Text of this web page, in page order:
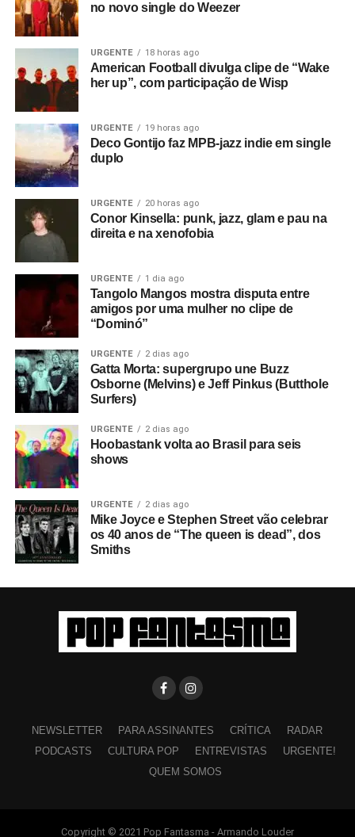
no novo single do Weezer
URGENTE 18 horas ago
American Football divulga clipe de “Wake
her up”, com participação de Wisp
URGENTE 19 horas ago
Deco Gontijo faz MPB-jazz indie em single
duplo
URGENTE 20 horas ago
Conor Kinsella: punk, jazz, glam e pau na
direita e na xenofobia
URGENTE 1 dia ago
Tangolo Mangos mostra disputa entre
amigos por uma mulher no clipe de
“Dominó”
URGENTE 2 dias ago
Gatta Morta: supergrupo une Buzz
Osborne (Melvins) e Jeff Pinkus (Butthole
Surfers)
URGENTE 2 dias ago
Hoobastank volta ao Brasil para seis
shows
URGENTE 2 dias ago
Mike Joyce e Stephen Street vão celebrar
os 40 anos de “The queen is dead”, dos
Smiths
NEWSLETTER PARA ASSINANTES CRÍTICA
RADAR
PODCASTS
CULTURA POP ENTREVISTAS
URGENTE!
QUEM SOMOS
Copyright © 2021 Pop Fantasma - Armando Louder